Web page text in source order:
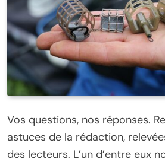
Vos questions, nos réponses.
astuces de la rédaction,
des lecteurs. L’un d’entre eux